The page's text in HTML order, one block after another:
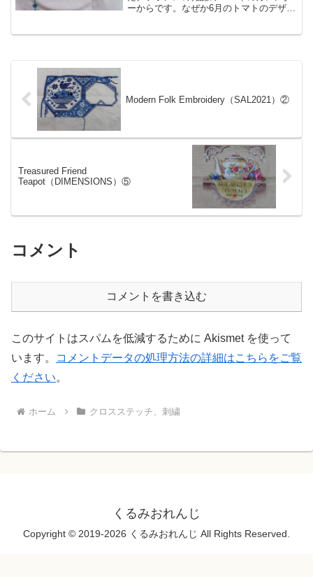
ーからです。なぜか6月のトマトのデザイ
Modern Folk Embroidery（SAL2021）②
Treasured Friend
Teapot（DIMENSIONS）⑤
コメント
コメントを書き込む
このサイトはスパムを低減するために Akismet を使って
います。
コメントデータの処理方法の詳細はこちらをご覧
ください。
ホーム クロスステッチ、刺繍
くるみおれんじ
Copyright © 2019-2026 くるみおれんじ All Rights Reserved.